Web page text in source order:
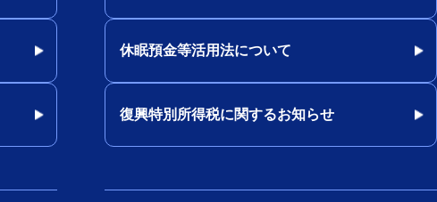
休眠預金等活用法について
復興特別所得税に関するお知らせ